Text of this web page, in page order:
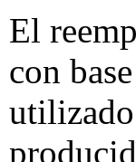
El
con